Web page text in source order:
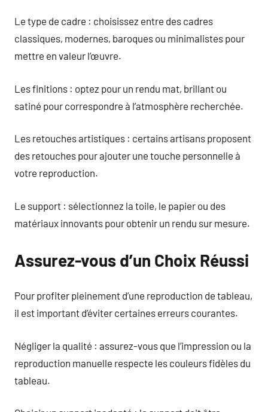
Le type de cadre : choisissez entre des cadres
classiques, modernes, baroques ou minimalistes pour
mettre en valeur l’œuvre.
Les finitions : optez pour un rendu mat, brillant ou
satiné pour correspondre à l’atmosphère recherchée.
Les retouches artistiques : certains artisans proposent
des retouches pour ajouter une touche personnelle à
votre reproduction.
Le support : sélectionnez la toile, le papier ou des
matériaux innovants pour obtenir un rendu sur mesure.
Assurez-vous d’un Choix Réussi
Pour profiter pleinement d’une reproduction de tableau,
il est important d’éviter certaines erreurs courantes.
Négliger la qualité : assurez-vous que l’impression ou la
reproduction manuelle respecte les couleurs fidèles du
tableau.